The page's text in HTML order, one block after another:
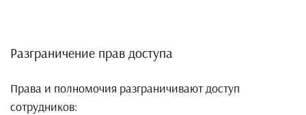
Разграничение прав доступа
Права и полномочия разграничивают доступ
сотрудников: